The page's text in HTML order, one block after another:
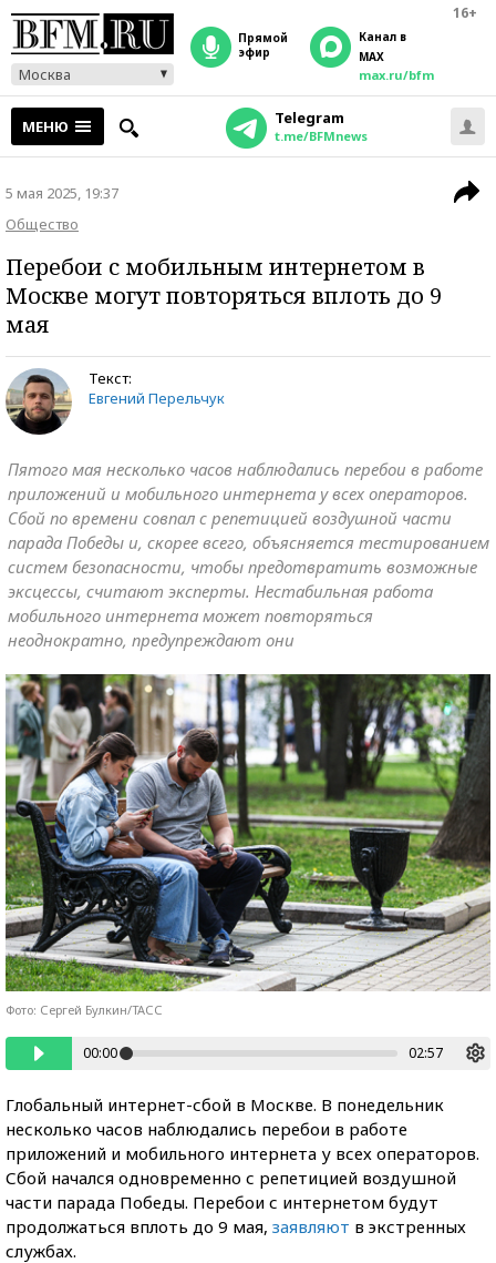
16+
Москва
прямой
эфир
Канал в
MAX
max.ru/bfm
МЕНЮ Telegram
t.me/BFMnews
5 мая 2025, 19:37
Общество
Перебои с мобильным интернетом в
Москве могут повторяться вплоть до 9
мая
Текст:
Евгений Перельчук
Пятого мая несколько часов наблюдались перебои в работе
приложений и мобильного интернета у всех операторов.
Сбой по времени совпал с репетицией воздушной части
парада Победы и, скорее всего, объясняется тестированием
систем безопасности, чтобы предотвратить возможные
эксцессы, считают эксперты. Нестабильная работа
мобильного интернета может повторяться
неоднократно, предупреждают они
Фото: Сергей Булкин/ТАСС
00:00 02:57
Глобальный интернет-сбой в Москве. В понедельник
несколько часов наблюдались перебои в работе
приложений и мобильного интернета у всех операторов.
Сбой начался одновременно с репетицией воздушной
части парада Победы. Перебои с интернетом будут
продолжаться вплоть до 9 мая, заявляют в экстренных
службах.